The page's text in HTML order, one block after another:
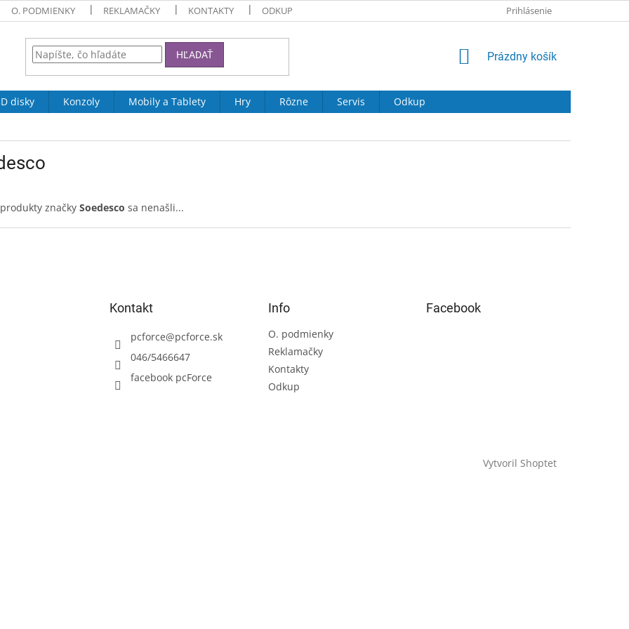
O. PODMIENKY REKLAMAČKY KONTAKTY ODKUP Prihlásenie
HĽADAŤ
NÁKUPNÝ
Prázdny košík
disky Konzoly Mobily a Tablety Hry Rôzne Servis
Odkup
značky Soedesco sa nenašli...
Kontakt
pcforce@pcforce.sk
046/5466647
facebook pcForce
Info
O. podmienky
Reklamačky
Kontakty
Odkup
Facebook
Vytvoril Shoptet